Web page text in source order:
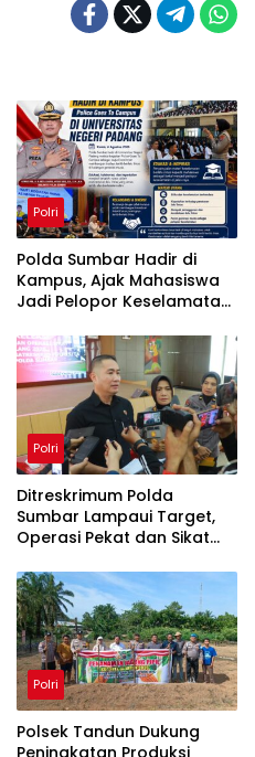
Polri
Polda Sumbar Hadir di
Kampus, Ajak Mahasiswa
Jadi Pelopor Keselamatan
Polri
Ditreskrimum Polda
Sumbar Lampaui Target,
Operasi Pekat dan Sikat
Hasil Maksimal
Polri
Polsek Tandun Dukung
Peningkatan Produksi